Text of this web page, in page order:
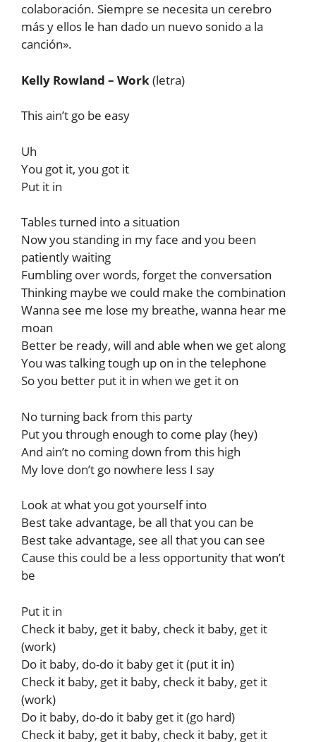
colaboración. Siempre se necesita un cerebro
más y ellos le han dado un nuevo sonido a la
canción».
Kelly Rowland – Work (letra)
This ain’t go be easy
Uh
You got it, you got it
Put it in
Tables turned into a situation
Now you standing in my face and you been
patiently waiting
Fumbling over words, forget the conversation
Thinking maybe we could make the combination
Wanna see me lose my breathe, wanna hear me
moan
Better be ready, will and able when we get along
You was talking tough up on in the telephone
So you better put it in when we get it on
No turning back from this party
Put you through enough to come play (hey)
And ain’t no coming down from this high
My love don’t go nowhere less I say
Look at what you got yourself into
Best take advantage, be all that you can be
Best take advantage, see all that you can see
Cause this could be a less opportunity that won’t
be
Put it in
Check it baby, get it baby, check it baby, get it
(work)
Do it baby, do-do it baby get it (put it in)
Check it baby, get it baby, check it baby, get it
(work)
Do it baby, do-do it baby get it (go hard)
Check it baby, get it baby, check it baby, get it